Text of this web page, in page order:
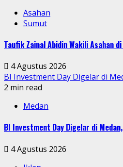
Asahan
Sumut
Taufik Zainal Abidin Wakili Asahan
4 Agustus 2026
BI Investment Day Digelar di
2 min read
Medan
BI Investment Day Digelar di
4 Agustus 2026